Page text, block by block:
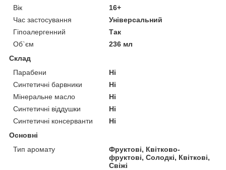
Вік
16+
Час застосування
Універсальний
Гіпоалергенний
Так
Об`єм
236 мл
Склад
Парабени
Ні
Синтетичні барвники
Ні
Мінеральне масло
Ні
Синтетичні віддушки
Ні
Синтетичні консерванти
Ні
Основні
Тип аромату
Фруктові, Квітково-
фруктові, Солодкі, Квіткові,
Свіжі